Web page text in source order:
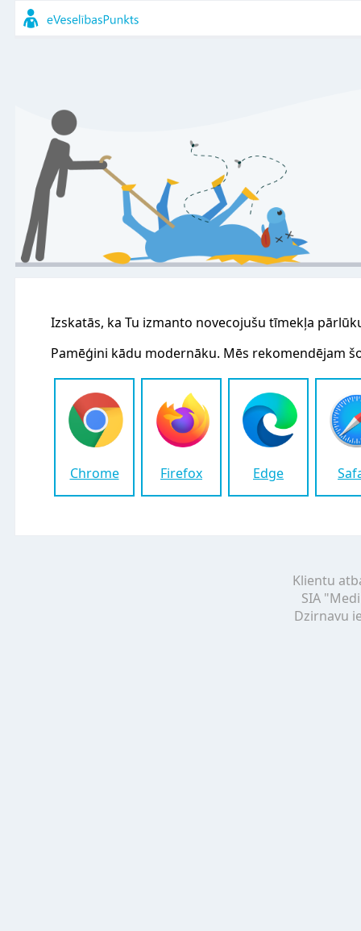
Izskatās, ka Tu izmanto novecojušu tīmekļa
Pamēģini kādu modernāku. Mēs rekomendējam
Chrome Firefox Edge
Klientu
SIA
Dzirnavu